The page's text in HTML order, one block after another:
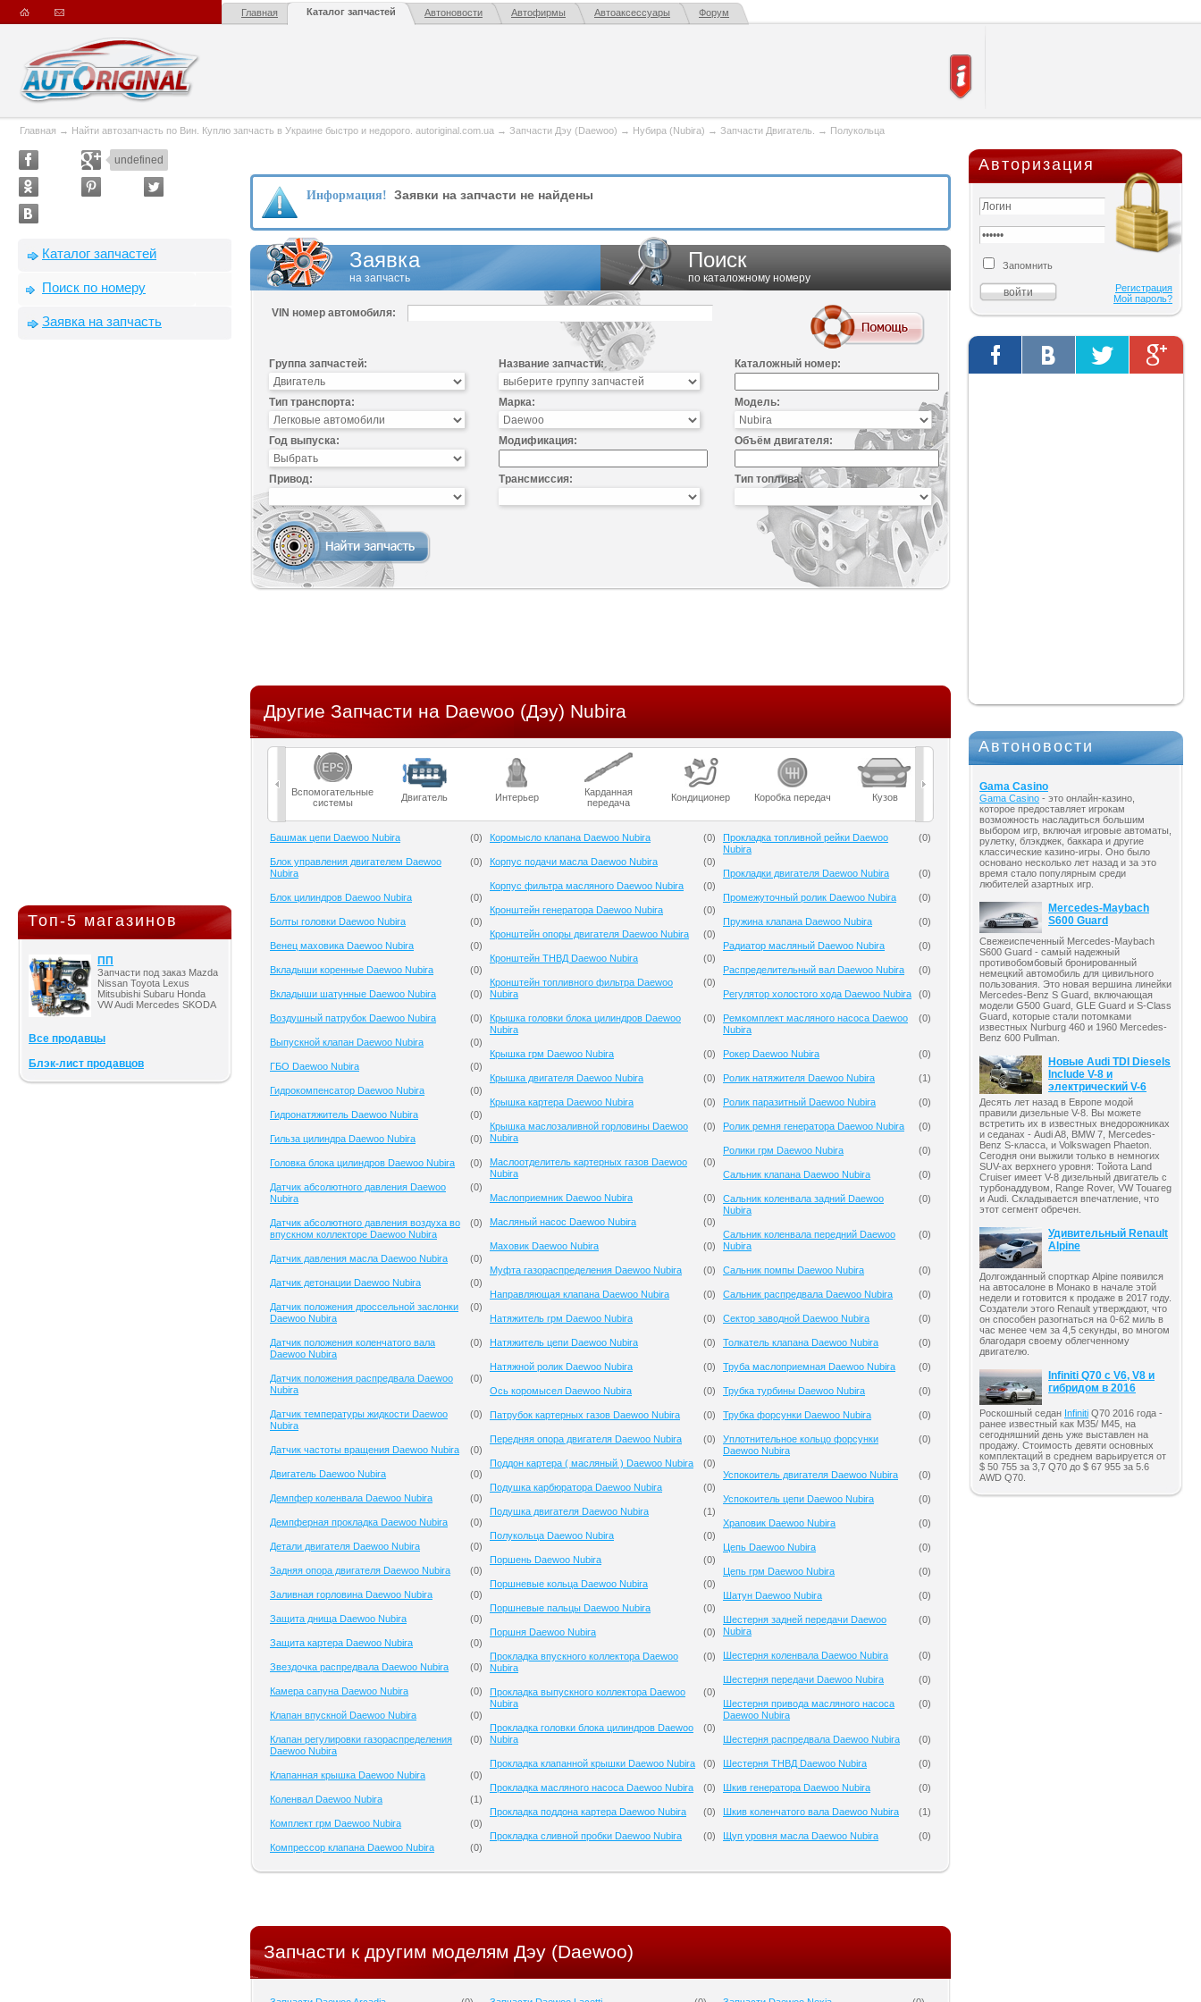
Главная Каталог запчастей Автоновости Автофирмы Автоаксессуары Форум
Главная → Найти автозапчасть по Вин. Куплю запчасть в Украине быстро и недорого. autoriginal.com.ua → Запчасти Дэу (Daewoo) → Нубира (Nubira) → Запчасти Двигатель. → Полукольца
undefined
Каталог запчастей
Поиск по номеру
Заявка на запчасть
Топ-5 магазинов
ПП
Запчасти под заказ Mazda
Nissan Toyota Lexus
Mitsubishi Subaru Honda
VW Audi Mercedes SKODA
Все продавцы
Блэк-лист продавцов
Информация! Заявки на запчасти не найдены
Заявка
на запчасть
Поиск
по каталожному номеру
VIN номер автомобиля:
Группа запчастей: Название запчасти: Каталожный номер:
Тип транспорта: Марка: Модель:
Год выпуска: Модификация: Объём двигателя:
Привод: Трансмиссия: Тип топлива:
Другие Запчасти на Daewoo (Дэу) Nubira
Вспомогательные
системы
Двигатель Интерьер
Карданная
передача
Кондиционер Коробка передач Кузов Масла Мост
Башмак цепи Daewoo Nubira (0)
Блок управления двигателем Daewoo
Nubira
(0)
Блок цилиндров Daewoo Nubira (0)
Болты головки Daewoo Nubira (0)
Венец маховика Daewoo Nubira (0)
Вкладыши коренные Daewoo Nubira (0)
Вкладыши шатунные Daewoo Nubira (0)
Воздушный патрубок Daewoo Nubira (0)
Выпускной клапан Daewoo Nubira (0)
ГБО Daewoo Nubira (0)
Гидрокомпенсатор Daewoo Nubira (0)
Гидронатяжитель Daewoo Nubira (0)
Гильза цилиндра Daewoo Nubira (0)
Головка блока цилиндров Daewoo Nubira (0)
Датчик абсолютного давления Daewoo
Nubira
(0)
Датчик абсолютного давления воздуха во
впускном коллекторе Daewoo Nubira
(0)
Датчик давления масла Daewoo Nubira (0)
Датчик детонации Daewoo Nubira (0)
Датчик положения дроссельной заслонки
Daewoo Nubira
(0)
Датчик положения коленчатого вала
Daewoo Nubira
(0)
Датчик положения распредвала Daewoo
Nubira
(0)
Датчик температуры жидкости Daewoo
Nubira
(0)
Датчик частоты вращения Daewoo Nubira (0)
Двигатель Daewoo Nubira (0)
Демпфер коленвала Daewoo Nubira (0)
Демпферная прокладка Daewoo Nubira (0)
Детали двигателя Daewoo Nubira (0)
Задняя опора двигателя Daewoo Nubira (0)
Заливная горловина Daewoo Nubira (0)
Защита днища Daewoo Nubira (0)
Защита картера Daewoo Nubira (0)
Звездочка распредвала Daewoo Nubira (0)
Камера сапуна Daewoo Nubira (0)
Клапан впускной Daewoo Nubira (0)
Клапан регулировки газораспределения
Daewoo Nubira
(0)
Клапанная крышка Daewoo Nubira (0)
Коленвал Daewoo Nubira (1)
Комплект грм Daewoo Nubira (0)
Компрессор клапана Daewoo Nubira (0)
Коромысло клапана Daewoo Nubira (0)
Корпус подачи масла Daewoo Nubira (0)
Корпус фильтра масляного Daewoo Nubira (0)
Кронштейн генератора Daewoo Nubira (0)
Кронштейн опоры двигателя Daewoo Nubira (0)
Кронштейн ТНВД Daewoo Nubira (0)
Кронштейн топливного фильтра Daewoo
Nubira
(0)
Крышка головки блока цилиндров Daewoo
Nubira
(0)
Крышка грм Daewoo Nubira (0)
Крышка двигателя Daewoo Nubira (0)
Крышка картера Daewoo Nubira (0)
Крышка маслозаливной горловины Daewoo
Nubira
(0)
Маслоотделитель картерных газов Daewoo
Nubira
(0)
Маслоприемник Daewoo Nubira (0)
Масляный насос Daewoo Nubira (0)
Маховик Daewoo Nubira (0)
Муфта газораспределения Daewoo Nubira (0)
Направляющая клапана Daewoo Nubira (0)
Натяжитель грм Daewoo Nubira (0)
Натяжитель цепи Daewoo Nubira (0)
Натяжной ролик Daewoo Nubira (0)
Ось коромысел Daewoo Nubira (0)
Патрубок картерных газов Daewoo Nubira (0)
Передняя опора двигателя Daewoo Nubira (0)
Поддон картера ( масляный ) Daewoo Nubira (0)
Подушка карбюратора Daewoo Nubira (0)
Подушка двигателя Daewoo Nubira (1)
Полукольца Daewoo Nubira (0)
Поршень Daewoo Nubira (0)
Поршневые кольца Daewoo Nubira (0)
Поршневые пальцы Daewoo Nubira (0)
Поршня Daewoo Nubira (0)
Прокладка впускного коллектора Daewoo
Nubira
(0)
Прокладка выпускного коллектора Daewoo
Nubira
(0)
Прокладка головки блока цилиндров Daewoo
Nubira
(0)
Прокладка клапанной крышки Daewoo Nubira (0)
Прокладка масляного насоса Daewoo Nubira (0)
Прокладка поддона картера Daewoo Nubira (0)
Прокладка сливной пробки Daewoo Nubira (0)
Прокладка топливной рейки Daewoo
Nubira
(0)
Прокладки двигателя Daewoo Nubira (0)
Промежуточный ролик Daewoo Nubira (0)
Пружина клапана Daewoo Nubira (0)
Радиатор масляный Daewoo Nubira (0)
Распределительный вал Daewoo Nubira (0)
Регулятор холостого хода Daewoo Nubira (0)
Ремкомплект масляного насоса Daewoo
Nubira
(0)
Рокер Daewoo Nubira (0)
Ролик натяжителя Daewoo Nubira (1)
Ролик паразитный Daewoo Nubira (0)
Ролик ремня генератора Daewoo Nubira (0)
Ролики грм Daewoo Nubira (0)
Сальник клапана Daewoo Nubira (0)
Сальник коленвала задний Daewoo
Nubira
(0)
Сальник коленвала передний Daewoo
Nubira
(0)
Сальник помпы Daewoo Nubira (0)
Сальник распредвала Daewoo Nubira (0)
Сектор заводной Daewoo Nubira (0)
Толкатель клапана Daewoo Nubira (0)
Труба маслоприемная Daewoo Nubira (0)
Трубка турбины Daewoo Nubira (0)
Трубка форсунки Daewoo Nubira (0)
Уплотнительное кольцо форсунки
Daewoo Nubira
(0)
Успокоитель двигателя Daewoo Nubira (0)
Успокоитель цепи Daewoo Nubira (0)
Храповик Daewoo Nubira (0)
Цепь Daewoo Nubira (0)
Цепь грм Daewoo Nubira (0)
Шатун Daewoo Nubira (0)
Шестерня задней передачи Daewoo
Nubira
(0)
Шестерня коленвала Daewoo Nubira (0)
Шестерня передачи Daewoo Nubira (0)
Шестерня привода масляного насоса
Daewoo Nubira
(0)
Шестерня распредвала Daewoo Nubira (0)
Шестерня ТНВД Daewoo Nubira (0)
Шкив генератора Daewoo Nubira (0)
Шкив коленчатого вала Daewoo Nubira (1)
Щуп уровня масла Daewoo Nubira (0)
Запчасти к другим моделям Дэу (Daewoo)
Авторизация
Запомнить
Регистрация
Мой пароль?
Автоновости
Gama Casino
Gama Casino - это онлайн-казино,
которое предоставляет игрокам
возможность насладиться большим
выбором игр, включая игровые автоматы,
рулетку, блэкджек, баккара и другие
классические казино-игры. Оно было
основано несколько лет назад и за это
время стало популярным среди
любителей азартных игр.
Mercedes-Maybach
S600 Guard
Свежеиспеченный Mercedes-Maybach
S600 Guard - самый надежный
противобомбовый бронированный
немецкий автомобиль для цивильного
пользования. Это новая вершина линейки
Mercedes-Benz S Guard, включающая
модели G500 Guard, GLE Guard и S-Class
Guard, которые стали потомками
известных Nurburg 460 и 1960 Mercedes-
Benz 600 Pullman.
Новые Audi TDI Diesels
Include V-8 и
электрический V-6
Десять лет назад в Европе модой
правили дизельные V-8. Вы можете
встретить их в известных внедорожниках
и седанах - Audi A8, BMW 7, Mercedes-
Benz S-класса, и Volkswagen Phaeton.
Сегодня они выжили только в немногих
SUV-ах верхнего уровня: Тойота Land
Cruiser имеет V-8 дизельный двигатель с
турбонаддувом, Range Rover, VW Touareg
и Audi. Складывается впечатление, что
этот сегмент обречен.
Удивительный Renault
Alpine
Долгожданный спорткар Alpine появился
на автосалоне в Монако в начале этой
недели и готовится к продаже в 2017 году.
Создатели этого Renault утверждают, что
он способен разогнаться на 0-62 миль в
час менее чем за 4,5 секунды, во многом
благодаря своему облегченному
двигателю.
Infiniti Q70 с V6, V8 и
гибридом в 2016
Роскошный седан Infiniti Q70 2016 года -
ранее известный как M35/ M45, на
сегодняшний день уже выставлен на
продажу. Стоимость девяти основных
комплектаций в среднем варьируется от
$ 50 755 за 3,7 Q70 до $ 67 955 за 5.6
AWD Q70.